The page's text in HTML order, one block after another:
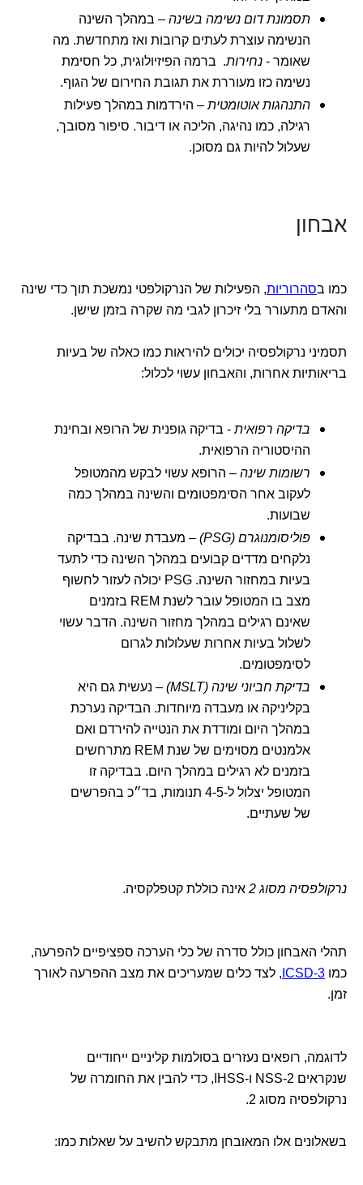
תסמונת דום נשימה בשינה – במהלך השינה
הנשימה עוצרת לעתים קרובות ואז מתחדשת. מה
שאומר - נחירות. ברמה הפיזיולוגית, כל חסימת
נשימה כזו מעוררת את תגובת החירום של הגוף.
התנהגות אוטומטית – הירדמות במהלך פעילות
רגילה, כמו נהיגה, הליכה או דיבור. סיפור מסובך,
שעלול להיות גם מסוכן.
אבחון
כמו בסהרוריות, הפעילות של הנרקולפטי נמשכת תוך כדי שינה
והאדם מתעורר בלי זיכרון לגבי מה שקרה בזמן שישן.
תסמיני נרקולפסיה יכולים להיראות כמו כאלה של בעיות
בריאותיות אחרות, והאבחון עשוי לכלול:
בדיקה רפואית - בדיקה גופנית של הרופא ובחינת
ההיסטוריה הרפואית.
רשומות שינה – הרופא עשוי לבקש מהמטופל
לעקוב אחר הסימפטומים והשינה במהלך כמה
שבועות.
פוליסומנוגרם (PSG)
– מעבדת שינה. בבדיקה
נלקחים מדדים קבועים במהלך השינה כדי לתעד
בעיות במחזור השינה. PSG יכולה לעזור לחשוף
מצב בו המטופל עובר לשנת REM בזמנים
שאינם רגילים במהלך מחזור השינה. הדבר עשוי
לשלול בעיות אחרות שעלולות לגרום
לסימפטומים.
בדיקת חביוני שינה (MSLT)
– נעשית גם היא
בקליניקה או מעבדה מיוחדות. הבדיקה נערכת
במהלך היום ומודדת את הנטייה להירדם ואם
אלמנטים מסוימים של שנת REM מתרחשים
בזמנים לא רגילים במהלך היום. בבדיקה זו
המטופל יצלול ל-4-5 תנומות, בד״כ בהפרשים
של שעתיים.
נרקולפסיה מסוג 2 אינה כוללת קטפלקסיה.
תהלי האבחון כולל סדרה של כלי הערכה ספציפיים להפרעה,
כמו ICSD-3 , לצד כלים שמעריכים את מצב ההפרעה לאורך
זמן.
לדוגמה, רופאים נעזרים בסולמות קליניים ייחודיים
שנקראים NSS-2 ו-IHSS, כדי להבין את החומרה של
נרקולפסיה מסוג 2.
בשאלונים אלו המאובחן מתבקש להשיב על שאלות כמו: